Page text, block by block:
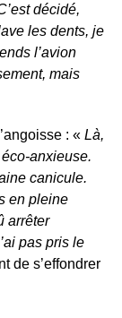
décidé,
les dents, je
l’avion
mais
: « Là,
anxieuse.
canicule.
en pleine
arrêter
pas pris le
de s’effondrer